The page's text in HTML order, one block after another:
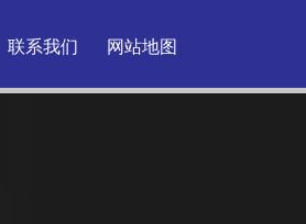
联系我们 网站地图